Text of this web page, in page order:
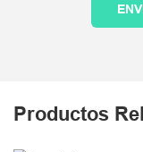
Productos